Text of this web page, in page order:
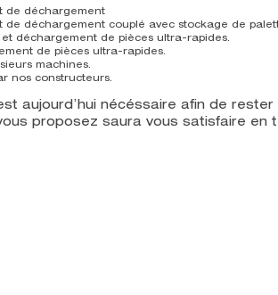
de déchargement
de déchargement couplé avec stockage de
déchargement de pièces ultra-rapides.
de pièces ultra-rapides.
machines.
nos constructeurs.
aujourd’hui nécéssaire afin de
proposez saura vous satisfaire